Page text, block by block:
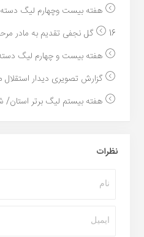
هفته بیست و‌چهارم لیگ دسته
16 گل نجفی تقدیم به مادر مرحومش...
هفته بیست و چهارم لیگ دسته
گزارش تصویری دیدار استقلال
هفته بیستم لیگ برتر
نظرات